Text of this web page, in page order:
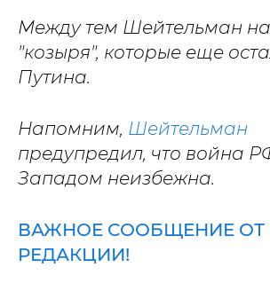
Между тем Шейтельман
"козыря", которые еще
Путина.
Напомним, Шейтельман
предупредил, что война
Западом неизбежна.
ВАЖНОЕ СООБЩЕНИЕ ОТ
РЕДАКЦИИ!